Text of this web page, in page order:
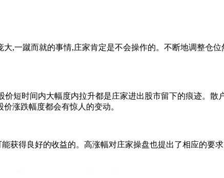
蹴而就的事情,庄家肯定是不会操作的。不断地调整仓位
时间内大幅度内拉升都是庄家进出股市留下的痕迹。散
涨跌幅度都会有惊人的变动。
得良好的收益的。高涨幅对庄家操盘也提出了相应的要